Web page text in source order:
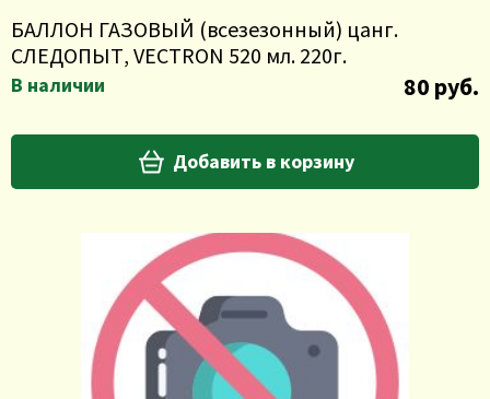
БАЛЛОН ГАЗОВЫЙ (всезезонный) цанг.
СЛЕДОПЫТ, VECTRON 520 мл. 220г.
В наличии 80 руб.
Добавить в корзину